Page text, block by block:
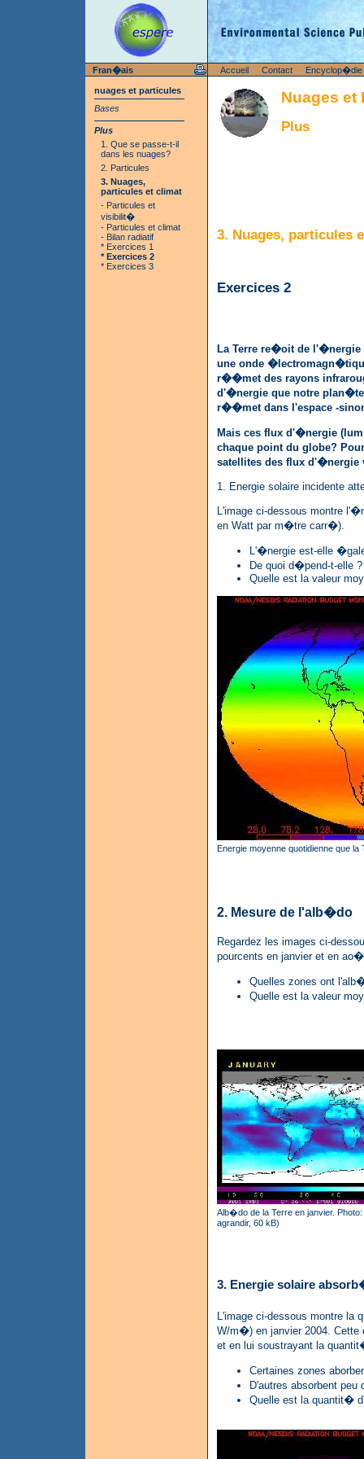
Fran�ais Accueil Contact Encyclop�die
nuages et particules
Bases
Plus
1. Que se passe-t-il
dans les nuages?
2. Particules
3. Nuages,
particules et climat
- Particules et
visibilit�
- Particules et climat
- Bilan radiatif
* Exercices 1
* Exercices 2
* Exercices 3
Nuages et
Plus
3. Nuages, particules
Exercices 2
La Terre re�oit de
une onde
r��met des rayons
d'�nergie que notre
r��met dans l'espace -
Mais ces flux d'�nergie
chaque point du globe?
satellites des flux d'�nergie
1. Energie solaire incidente
L'image ci-dessous montre
en Watt par m�tre carr�).
L'�nergie est-elle
De quoi d�pend-t-elle
Quelle est la valeur
Energie moyenne quotidienne que
2. Mesure de l'alb�do
Regardez les images ci-
pourcents en janvier et en
Quelles zones ont
Quelle est la valeur
Alb�do de la Terre en janvier.
agrandir, 60 kB)
3. Energie solaire
L'image ci-dessous montre
W/m�) en janvier 2004.
et en lui soustrayant la
Certaines zones
D'autres absorbent
Quelle est la quantit�